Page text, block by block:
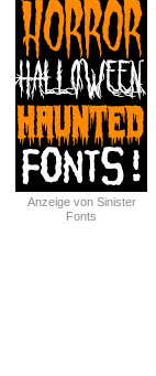
Anzeige von Sinister
Fonts